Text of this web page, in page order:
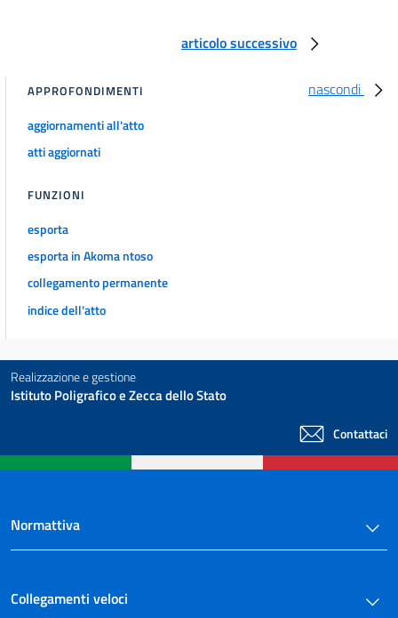
articolo successivo
nascondi
APPROFONDIMENTI
aggiornamenti all'atto
atti aggiornati
FUNZIONI
esporta
esporta in Akoma ntoso
collegamento permanente
indice dell'atto
Realizzazione e gestione
Istituto Poligrafico e Zecca dello Stato
Contattaci
Normattiva
Collegamenti veloci